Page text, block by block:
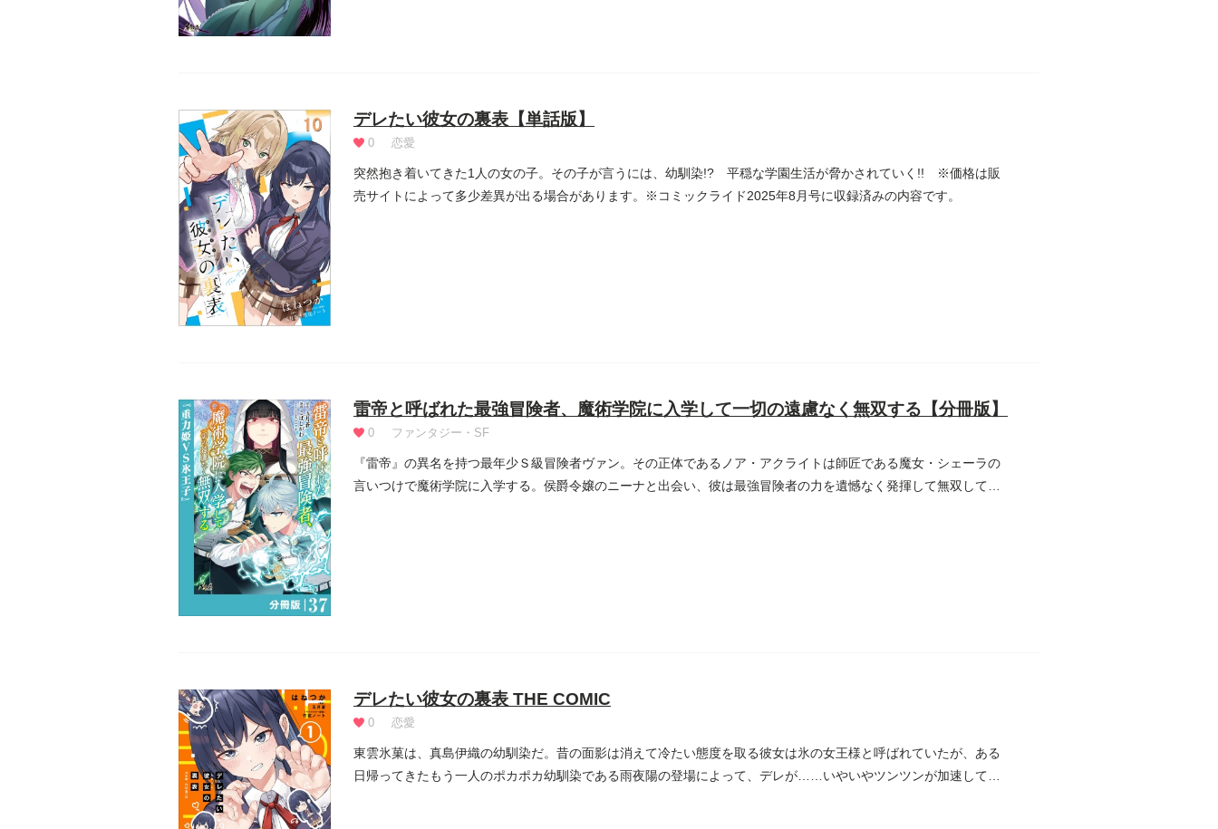
デレたい彼女の裏表【単話版】
0 恋愛
突然抱き着いてきた1人の女の子。その子が言うには、幼馴染!? 平穏な学園生活が脅かされていく!! ※価格は販
売サイトによって多少差異が出る場合があります。※コミックライド2025年8月号に収録済みの内容です。
雷帝と呼ばれた最強冒険者、魔術学院に入学して一切の遠慮なく無双する【分冊版】
0 ファンタジー・SF
『雷帝』の異名を持つ最年少Ｓ級冒険者ヴァン。その正体であるノア・アクライトは師匠である魔女・シェーラの
言いつけで魔術学院に入学する。侯爵令嬢のニーナと出会い、彼は最強冒険者の力を遺憾なく発揮して無双してい
デレたい彼女の裏表 THE COMIC
0 恋愛
東雲氷菓は、真島伊織の幼馴染だ。昔の面影は消えて冷たい態度を取る彼女は氷の女王様と呼ばれていたが、ある
日帰ってきたもう一人のポカポカ幼馴染である雨夜陽の登場によって、デレが……いやいやツンツンが加速してい